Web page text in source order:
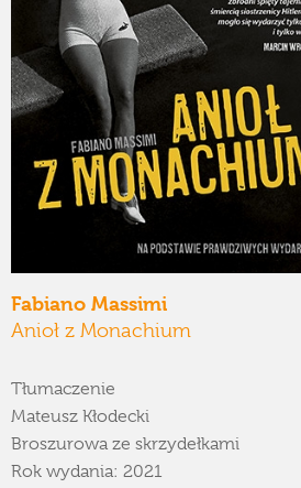
Fabiano Massimi
Anioł z Monachium
Tłumaczenie
Mateusz Kłodecki
Broszurowa ze skrzydełkami
Rok wydania: 2021